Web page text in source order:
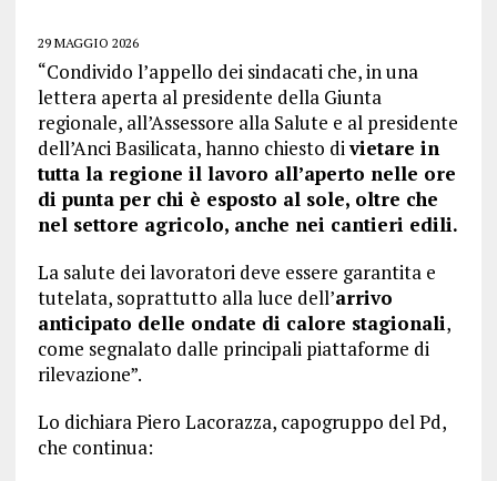
29 MAGGIO 2026
“Condivido l’appello dei sindacati che, in una
lettera aperta al presidente della Giunta
regionale, all’Assessore alla Salute e al presidente
dell’Anci Basilicata, hanno chiesto divietare in
tutta la regione il lavoro all’aperto nelle ore
di punta per chi è esposto al sole, oltre che
nel settore agricolo, anche nei cantieri edili.
La salute dei lavoratori deve essere garantita e
tutelata, soprattutto alla luce dell’arrivo
anticipato delle ondate di calore stagionali,
come segnalato dalle principali piattaforme di
rilevazione”.
Lo dichiara Piero Lacorazza, capogruppo del Pd,
che continua: